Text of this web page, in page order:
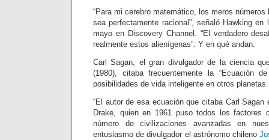
“Para mi cerebro matemático, los meros
sea perfectamente racional”, señaló Hawking
mayo en Discovery Channel. “El verdadero
realmente estos alienígenas”. Y en qué andan.
Carl Sagan, el gran divulgador de la ciencia
(1980), citaba frecuentemente la “Ecuación
posibilidades de vida inteligente en otros planetas.
“El autor de esa ecuación que citaba Carl Sagan
Drake, quien en 1961 puso todos los factores
número de civilizaciones avanzadas en
entusiasmo de divulgador el astrónomo chileno